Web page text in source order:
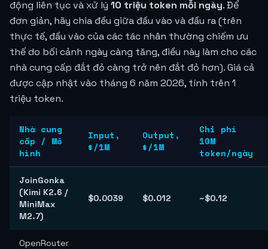
động liên tục và xử lý 10 triệu token mỗi ngày. Để
đơn giản, hãy chia đều giữa đầu vào và đầu ra (trên
thực tế, đầu vào của các tác nhân thường chiếm ưu
thế do bối cảnh ngày càng tăng, điều này làm cho các
nhà cung cấp đắt đỏ càng trở nên đắt đỏ hơn). Giá cả
được cập nhật vào tháng 6 năm 2026, tính trên 1
triệu token.
Nhà cung
cấp / Mô
hình
Input,
$/1M
Output,
$/1M
Chi phí
10M
token/ngày
JoinGonka
(Kimi K2.6 /
MiniMax
M2.7)
$0.0039 $0.012 ~$0.12
OpenRouter